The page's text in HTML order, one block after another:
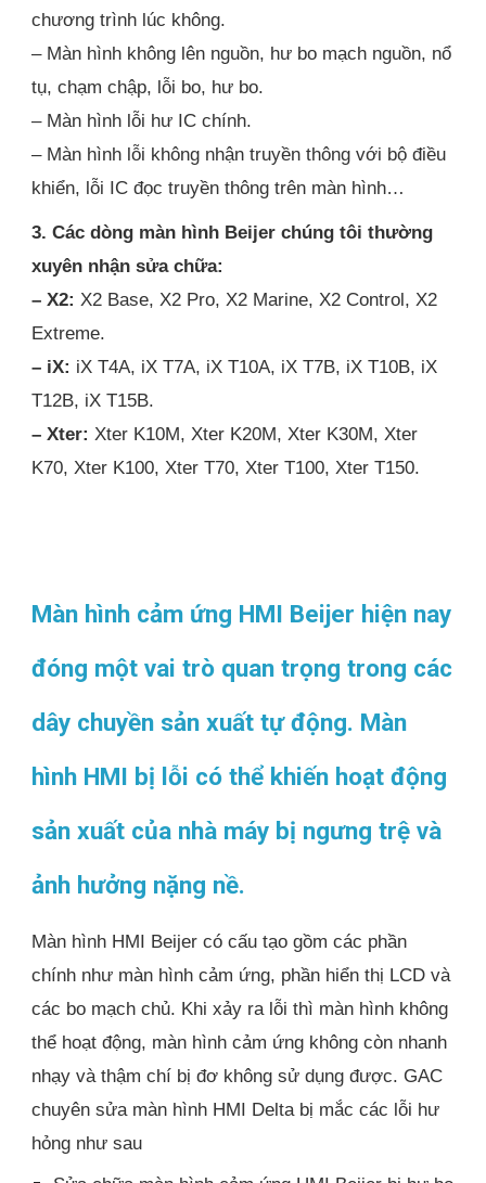
chương trình lúc không.
– Màn hình không lên nguồn, hư bo mạch nguồn, nổ
tụ, chạm chập, lỗi bo, hư bo.
– Màn hình lỗi hư IC chính.
– Màn hình lỗi không nhận truyền thông với bộ điều
khiển, lỗi IC đọc truyền thông trên màn hình…
3. Các dòng màn hình Beijer chúng tôi thường
xuyên nhận sửa chữa:
– X2: X2 Base, X2 Pro, X2 Marine, X2 Control, X2
Extreme.
– iX: iX T4A, iX T7A, iX T10A, iX T7B, iX T10B, iX
T12B, iX T15B.
– Xter: Xter K10M, Xter K20M, Xter K30M, Xter
K70, Xter K100, Xter T70, Xter T100, Xter T150.
Màn hình cảm ứng HMI Beijer hiện nay
đóng một vai trò quan trọng trong các
dây chuyền sản xuất tự động. Màn
hình HMI bị lỗi có thể khiến hoạt động
sản xuất của nhà máy bị ngưng trệ và
ảnh hưởng nặng nề.
Màn hình HMI Beijer có cấu tạo gồm các phần
chính như màn hình cảm ứng, phần hiển thị LCD và
các bo mạch chủ. Khi xảy ra lỗi thì màn hình không
thể hoạt động, màn hình cảm ứng không còn nhanh
nhạy và thậm chí bị đơ không sử dụng được. GAC
chuyên sửa màn hình HMI Delta bị mắc các lỗi hư
hỏng như sau